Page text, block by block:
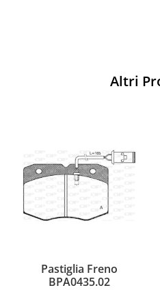
Altri
Pastiglia Freno
BPA0435.02